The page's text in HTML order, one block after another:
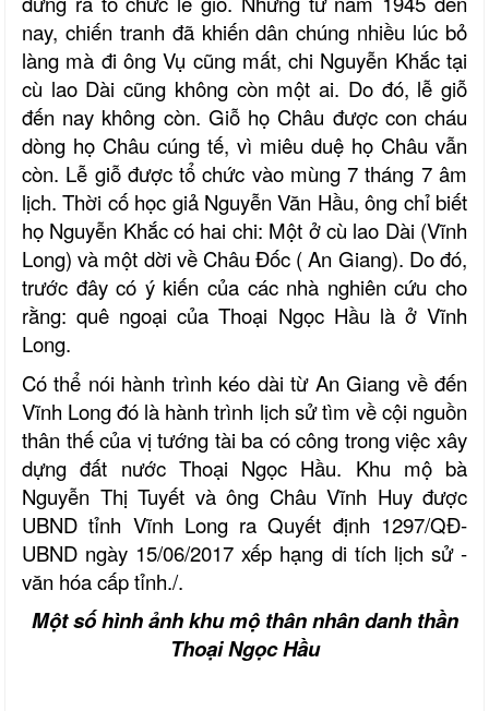
nay, chiến tranh đã khiến dân chúng nhiều lúc bỏ
làng mà đi ông Vụ cũng mất, chi Nguyễn Khắc tại
cù lao Dài cũng không còn một ai. Do đó, lễ giỗ
đến nay không còn. Giỗ họ Châu được con cháu
dòng họ Châu cúng tế, vì miêu duệ họ Châu vẫn
còn. Lễ giỗ được tổ chức vào mùng 7 tháng 7 âm
lịch. Thời cố học giả Nguyễn Văn Hầu, ông chỉ biết
họ Nguyễn Khắc có hai chi: Một ở cù lao Dài (Vĩnh
Long) và một dời về Châu Đốc ( An Giang). Do đó,
trước đây có ý kiến của các nhà nghiên cứu cho
rằng: quê ngoại của Thoại Ngọc Hầu là ở Vĩnh
Long.
Có thể nói hành trình kéo dài từ An Giang về đến
Vĩnh Long đó là hành trình lịch sử tìm về cội nguồn
thân thế của vị tướng tài ba có công trong việc xây
dựng đất nước Thoại Ngọc Hầu. Khu mộ bà
Nguyễn Thị Tuyết và ông Châu Vĩnh Huy được
UBND tỉnh Vĩnh Long ra Quyết định 1297/QĐ-
UBND ngày 15/06/2017 xếp hạng di tích lịch sử -
văn hóa cấp tỉnh./.
Một số hình ảnh khu mộ thân nhân danh thần
Thoại Ngọc Hầu